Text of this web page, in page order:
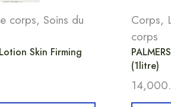
corps, Soins du
Skin Firming
Corps,
corps
(1litre)